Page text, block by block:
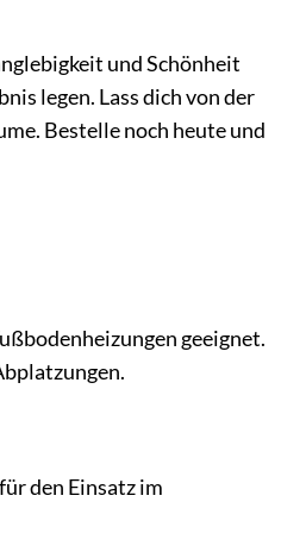
und Schönheit
legen. Lass dich von der
Bestelle noch heute und
geeignet.
den Einsatz im